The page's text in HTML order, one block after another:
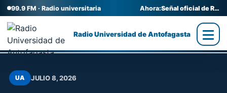
99.9 FM · Radio universitaria Ahora: Señal oficial de Radio UA
Radio Universidad de Antofagasta
contenido
UA JULIO 8, 2026